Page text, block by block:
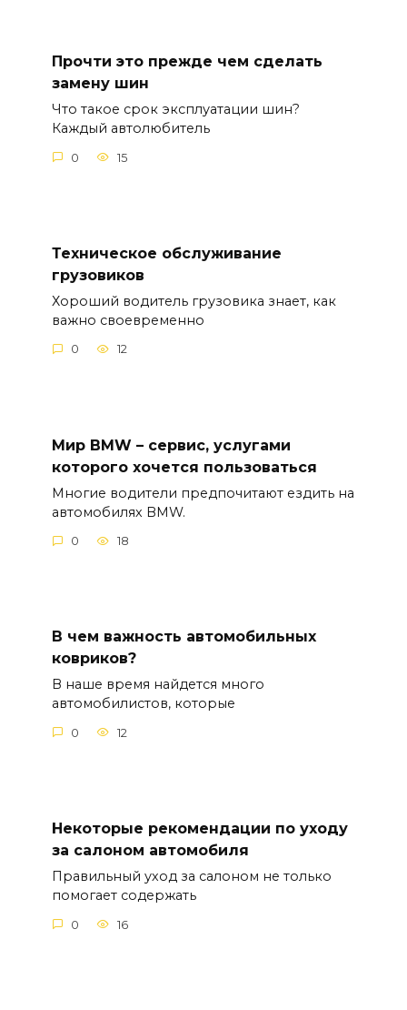
Прочти это прежде чем сделать
замену шин
Что такое срок эксплуатации шин?
Каждый автолюбитель
0 15
Техническое обслуживание
грузовиков
Хороший водитель грузовика знает, как
важно своевременно
0 12
Мир BMW – сервис, услугами
которого хочется пользоваться
Многие водители предпочитают ездить на
автомобилях BMW.
0 18
В чем важность автомобильных
ковриков?
В наше время найдется много
автомобилистов, которые
0 12
Некоторые рекомендации по уходу
за салоном автомобиля
Правильный уход за салоном не только
помогает содержать
0 16